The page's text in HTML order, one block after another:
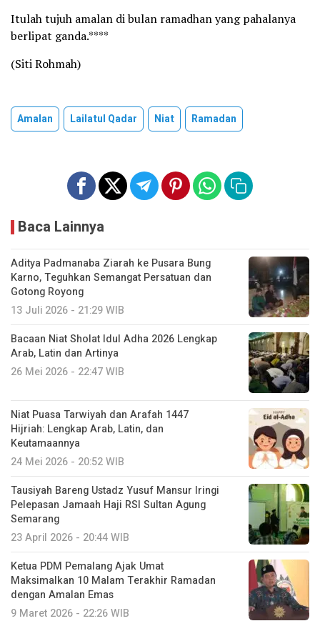
Itulah tujuh amalan di bulan ramadhan yang pahalanya
berlipat ganda.****
(Siti Rohmah)
Amalan Lailatul Qadar Niat Ramadan
Baca Lainnya
​Aditya Padmanaba Ziarah ke Pusara Bung
Karno, Teguhkan Semangat Persatuan dan
Gotong Royong
13 Juli 2026 - 21:29 WIB
Bacaan Niat Sholat Idul Adha 2026 Lengkap
Arab, Latin dan Artinya
26 Mei 2026 - 22:47 WIB
Niat Puasa Tarwiyah dan Arafah 1447
Hijriah: Lengkap Arab, Latin, dan
Keutamaannya
24 Mei 2026 - 20:52 WIB
Tausiyah Bareng Ustadz Yusuf Mansur Iringi
Pelepasan Jamaah Haji RSI Sultan Agung
Semarang
23 April 2026 - 20:44 WIB
Ketua PDM Pemalang Ajak Umat
Maksimalkan 10 Malam Terakhir Ramadan
dengan Amalan Emas
9 Maret 2026 - 22:26 WIB